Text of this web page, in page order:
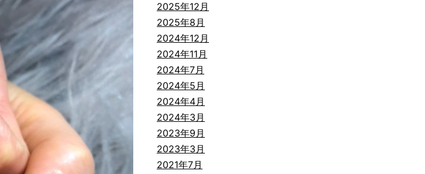
2025年12月
2025年8月
2024年12月
2024年11月
2024年7月
2024年5月
2024年4月
2024年3月
2023年9月
2023年3月
2021年7月